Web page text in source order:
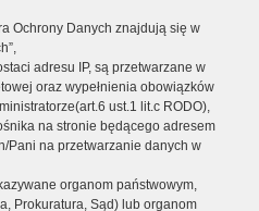
Ochrony Danych znajdują się w
adresu IP, są przetwarzane w
oraz wypełnienia obowiązków
ust.1 lit.c RODO),
na stronie będącego adresem
Pani na przetwarzanie danych w
organom państwowym,
Prokuratura, Sąd) lub organom